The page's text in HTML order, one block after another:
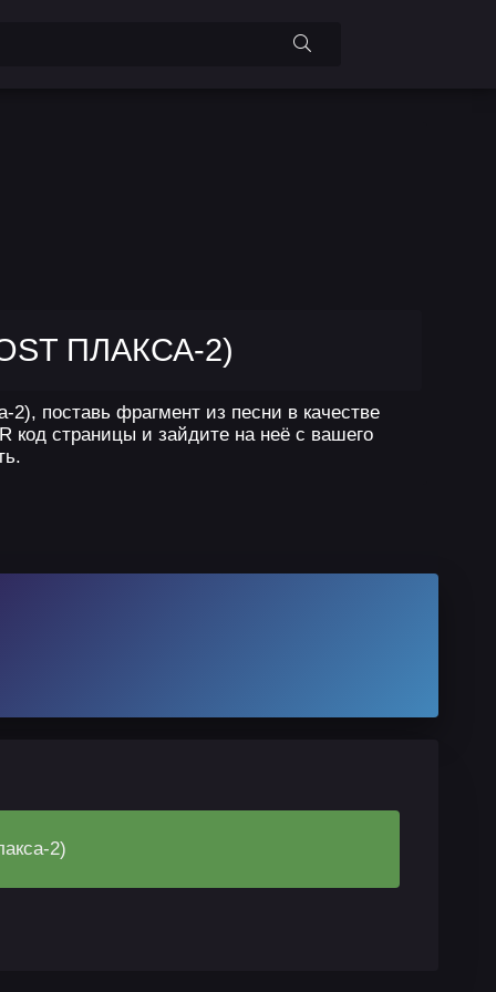
ПЛАКСА-2)
поставь фрагмент из песни в качестве
код страницы и зайдите на неё с вашего
2)